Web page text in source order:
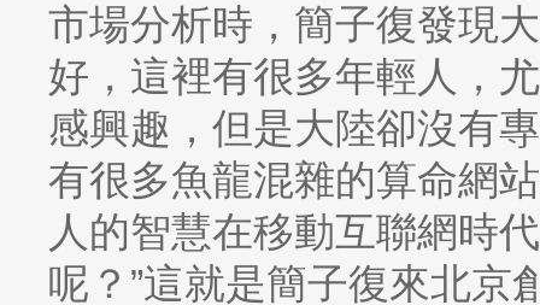
市場分析時，簡子復發現
好，這裡有很多年輕人，
感興趣，但是大陸卻沒有
有很多魚龍混雜的算命網
人的智慧在移動互聯網時
呢？”這就是簡子復來北京